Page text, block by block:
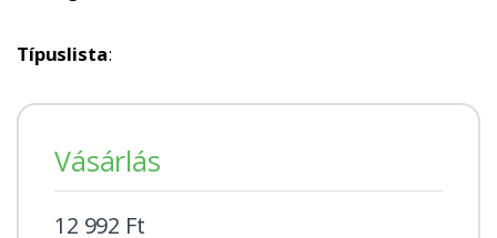
Típuslista:
Vásárlás
12 992 Ft